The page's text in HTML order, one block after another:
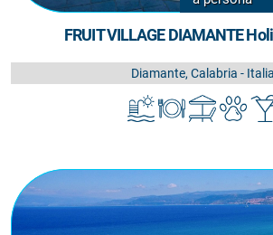
FRUIT VILLAGE DIAMANTE
Diamante, Calabria - Italia